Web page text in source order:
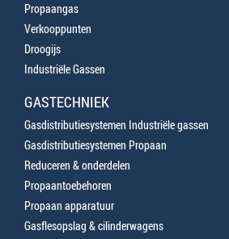
Propaangas
Verkooppunten
Droogijs
Industriële Gassen
GASTECHNIEK
Gasdistributiesystemen Industriële gassen
Gasdistributiesystemen Propaan
Reduceren & onderdelen
Propaantoebehoren
Propaan apparatuur
Gasflesopslag & cilinderwagens